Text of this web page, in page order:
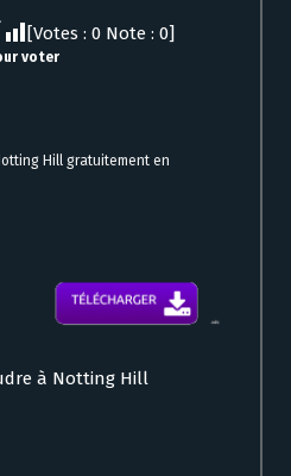
[Votes : 0 Note : 0]
voter
Hill gratuitement en
à Notting Hill